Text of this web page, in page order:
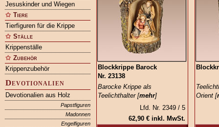
Jesuskinder und Wiegen
Tiere
Tierfiguren für die Krippe
Ställe
Krippenställe
Zubehör
Krippenzubehör
Devotionalien
Devotionalien aus Holz
Papstfiguren
Madonnen
Engelfiguren
Blockkrippe Barock
Nr. 23138
Barocke Krippe als
Teelichthalter [mehr]
Lfd. Nr. 2349 / 5
62,90 € inkl. MwSt.
Orient [